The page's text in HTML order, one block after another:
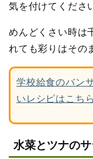
気を付けてくださ
めんどくさい時は
れても彩りはその
学校給食のバン
いレシピはこちら
水菜とツナの